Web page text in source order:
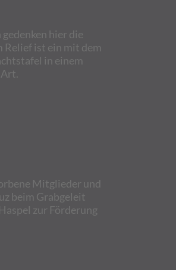
hier die
Relief ist ein mit dem
in einem
Mitglieder und
beim Grabgeleit
zur Förderung